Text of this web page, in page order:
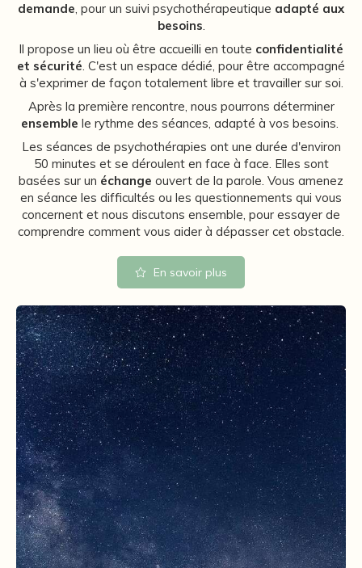
demande, pour un suivi psychothérapeutique adapté aux
besoins.
Il propose un lieu où être accueilli en toute confidentialité
et sécurité. C'est un espace dédié, pour être accompagné
à s'exprimer de façon totalement libre et travailler sur soi.
Après la première rencontre, nous pourrons déterminer
ensemble le rythme des séances, adapté à vos besoins.
Les séances de psychothérapies ont une durée d'environ
50 minutes et se déroulent en face à face. Elles sont
basées sur un échange ouvert de la parole. Vous amenez
en séance les difficultés ou les questionnements qui vous
concernent et nous discutons ensemble, pour essayer de
comprendre comment vous aider à dépasser cet obstacle.
En savoir plus